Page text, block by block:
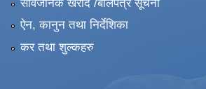
सार्वजनिक खरीद /बोलपत्र सूचना
ऐन, कानुन तथा निर्देशिका
कर तथा शुल्कहरु